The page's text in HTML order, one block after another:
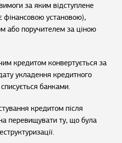
за яким відступлене
фінансовою установою),
або поручителем за ціною
кредитом конвертується за
укладення кредитного
банками.
кредитом після
перевищувати ту, що була